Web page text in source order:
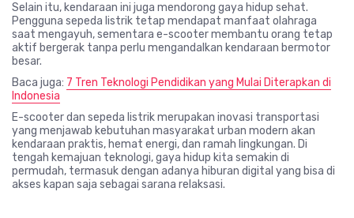
Selain itu, kendaraan ini juga mendorong gaya hidup sehat.
Pengguna sepeda listrik tetap mendapat manfaat olahraga
saat mengayuh, sementara e-scooter membantu orang tetap
aktif bergerak tanpa perlu mengandalkan kendaraan bermotor
besar.
Baca juga: 7 Tren Teknologi Pendidikan yang Mulai Diterapkan di
Indonesia
E-scooter dan sepeda listrik merupakan inovasi transportasi
yang menjawab kebutuhan masyarakat urban modern akan
kendaraan praktis, hemat energi, dan ramah lingkungan. Di
tengah kemajuan teknologi, gaya hidup kita semakin di
permudah, termasuk dengan adanya hiburan digital yang bisa di
akses kapan saja sebagai sarana relaksasi.